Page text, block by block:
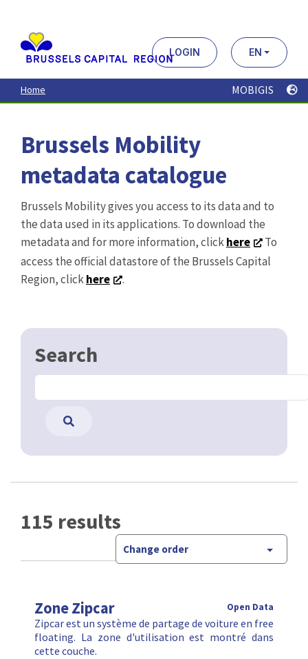
contenu
principal
LOGIN EN
Home MOBIGIS
Brussels Mobility
metadata catalogue
Brussels Mobility gives you access to its data and to
the data used in its applications. To download the
metadata and for more information, clickhere
To
access the official datastore of the Brussels Capital
Region, clickhere .
Search
115 results
Change order
Zone Zipcar Open Data
Zipcar est un système de partage de voiture en free
floating. La zone d'utilisation est montré dans
cette couche.